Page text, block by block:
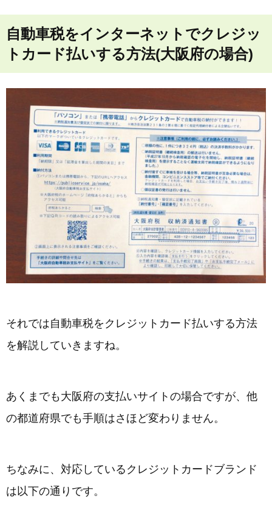
自動車税をインターネットでクレジッ
トカード払いする方法(大阪府の場合)
それでは自動車税をクレジットカード払いする方法
を解説していきますね。
あくまでも大阪府の支払いサイトの場合ですが、他
の都道府県でも手順はさほど変わりません。
ちなみに、対応しているクレジットカードブランド
は以下の通りです。